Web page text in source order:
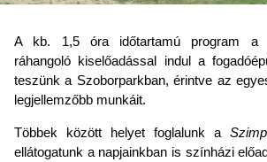
A kb. 1,5 óra időtartamú program a
ráhangoló kiselőadással indul a
teszünk a Szoborparkban, érintve az
legjellemzőbb munkáit.
Többek között helyet foglalunk a
ellátogatunk a napjainkban is színházi